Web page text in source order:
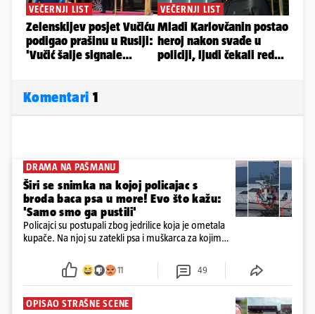
Komentari 1
DRAMA NA PAŠMANU
Širi se snimka na kojoj policajac s
broda baca psa u more! Evo što kažu:
'Samo smo ga pustili'
Policajci su postupali zbog jedrilice koja je ometala
kupače. Na njoj su zatekli psa i muškarca za kojim
ga uhitili, a psa je preuzeo komunalni redar
11 49
OPISAO STRAŠNE SCENE